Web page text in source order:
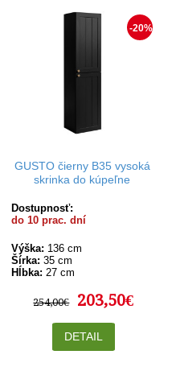
-20%
GUSTO čierny B35 vysoká
skrinka do kúpeľne
Dostupnosť:
do 10 prac. dní
Výška: 136 cm
Šírka: 35 cm
Hĺbka: 27 cm
254,00€ 203,50€
DETAIL